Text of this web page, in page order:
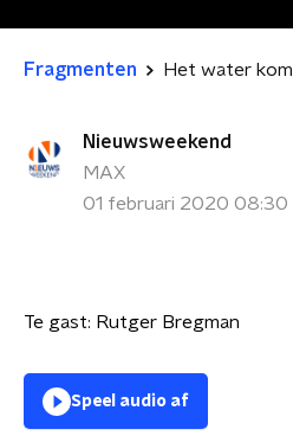
Fragmenten Het water
Nieuwsweekend
MAX
01 februari 2020 08:30
Te gast: Rutger Bregman
Speel audio af